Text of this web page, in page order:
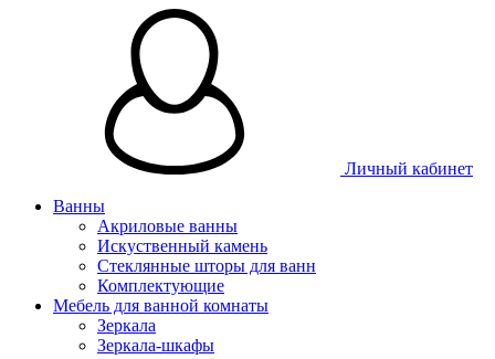
Личный кабинет
Ванны
Акриловые ванны
Искуственный камень
Стеклянные шторы для ванн
Комплектующие
Мебель для ванной комнаты
Зеркала
Зеркала-шкафы